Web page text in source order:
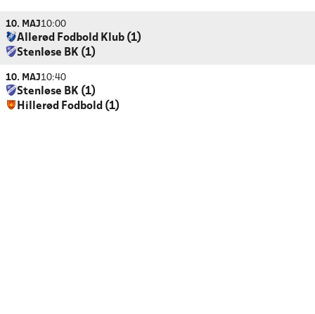
10. MAJ10:00
Allerød Fodbold Klub (1)
Stenløse BK (1)
10. MAJ10:40
Stenløse BK (1)
Hillerød Fodbold (1)